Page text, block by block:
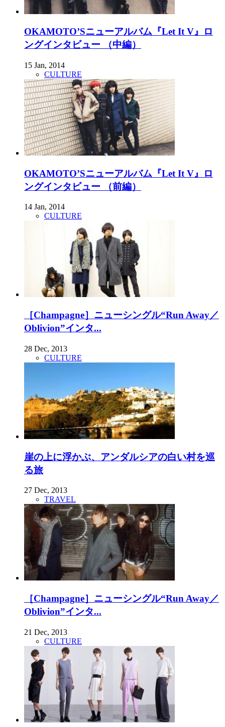
OKAMOTO’Sニューアルバム『Let It V』ロ
ングインタビュー （中編）
15 Jan, 2014
CULTURE
OKAMOTO’Sニューアルバム『Let It V』ロ
ングインタビュー （前編）
14 Jan, 2014
CULTURE
［Champagne］ニューシングル“Run Away／
Oblivion”インタ...
28 Dec, 2013
CULTURE
崖の上に浮かぶ、アンダルシアの白い村を巡
る旅
27 Dec, 2013
TRAVEL
［Champagne］ニューシングル“Run Away／
Oblivion”インタ...
21 Dec, 2013
CULTURE